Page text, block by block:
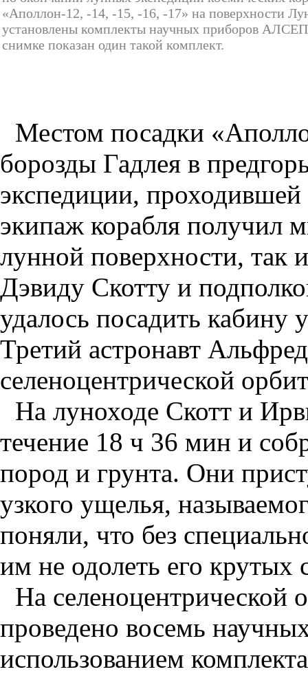
«Аполлон-12, -14, -15, -16, -17» на поверхности
установлены комплекты научных приборов
снимке показан один такой комплект.
Местом посадки
борозды Гадлея в
экспедиции,
экипаж корабля получил
лунной поверхности, так
Дэвиду Скотту и
удалось посадить
Третий астронавт
селеноцентрической
На луноходе Скотт и
течение 18 ч 36 мин и
пород и грунта. Они
узкого ущелья,
поняли, что без
им не одолеть его крутых
На селеноцентрической
проведено восемь
использованием